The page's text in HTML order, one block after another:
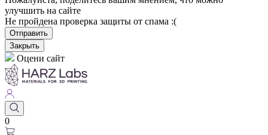
улучшить на сайте
Не пройдена проверка защиты от спама :(
Отправить
Закрыть
Оцени сайт
0